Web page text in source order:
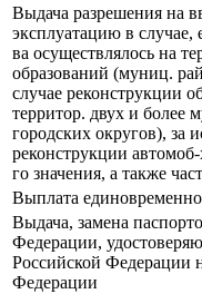
Выдача разрешения на
эксплуатацию в случае,
ва осуществлялось на
образований (муниц.
случае реконструкции
территор. двух и более
городских округов), за
реконструкции
го значения, а также
Выплата
Выдача, замена
Федерации,
Российской Федерации
Федерации